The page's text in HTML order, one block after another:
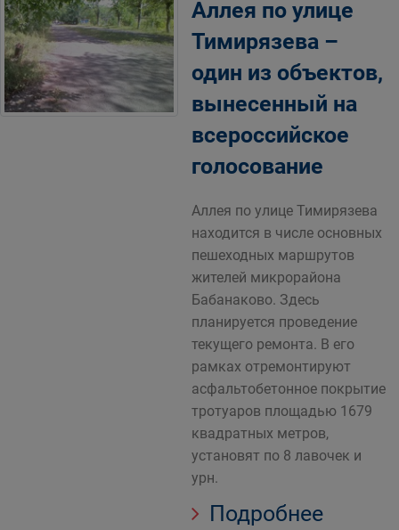
Аллея по улице
Тимирязева –
один из объектов,
вынесенный на
всероссийское
голосование
Аллея по улице Тимирязева
находится в числе основных
пешеходных маршрутов
жителей микрорайона
Бабанаково. Здесь
планируется проведение
текущего ремонта. В его
рамках отремонтируют
асфальтобетонное покрытие
тротуаров площадью 1679
квадратных метров,
установят по 8 лавочек и
урн.
Подробнее